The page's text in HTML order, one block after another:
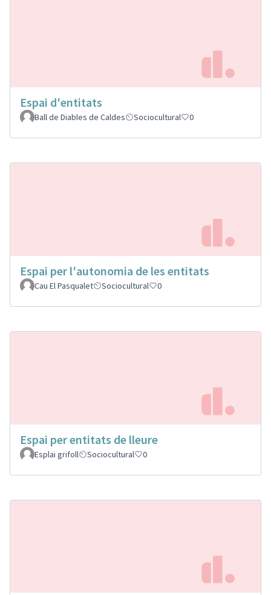
Espai d'entitats
Ball de Diables de Caldes Sociocultural 0
Espai per l'autonomia de les entitats
Cau El Pasqualet Sociocultural 0
Espai per entitats de lleure
Esplai grifoll Sociocultural 0